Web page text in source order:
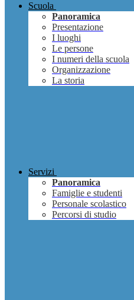
Scuola
Panoramica
Presentazione
I luoghi
Le persone
I numeri della scuola
Organizzazione
La storia
Servizi
Panoramica
Famiglie e studenti
Personale scolastico
Percorsi di studio